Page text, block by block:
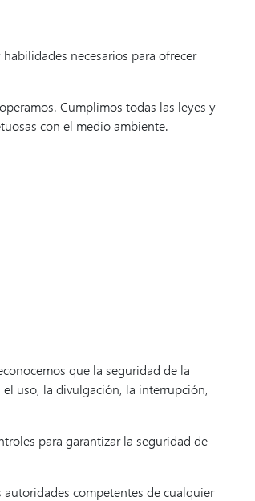
necesarios para ofrecer
Cumplimos todas las leyes y
con el medio ambiente.
que la seguridad de la
uso, la divulgación, la interrupción,
para garantizar la seguridad de
competentes de cualquier